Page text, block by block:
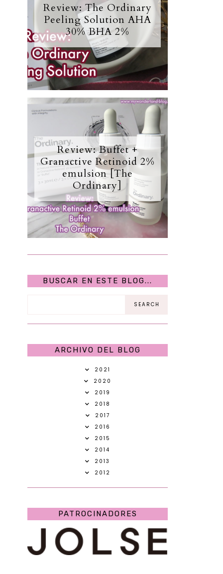
Review: The Ordinary
Peeling Solution AHA
30% BHA 2%
Review: Buffet +
Granactive Retinoid 2%
emulsion [The
Ordinary]
BUSCAR EN ESTE BLOG...
ARCHIVO DEL BLOG
2021
2020
2019
2018
2017
2016
2015
2014
2013
2012
PATROCINADORES